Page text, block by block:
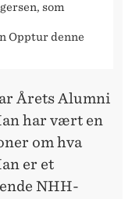
som
Opptur denne
Årets Alumni
har vært en
om hva
er et
NHH-